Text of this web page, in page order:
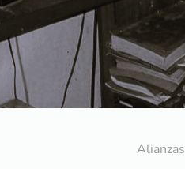
Alianzas